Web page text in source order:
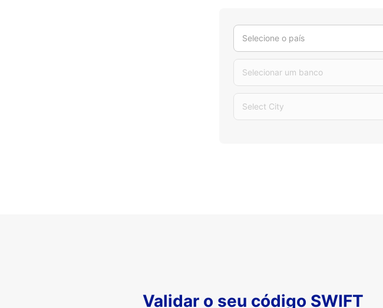
Selecione o país
Selecionar um banco
Select City
Validar o seu código SWIFT